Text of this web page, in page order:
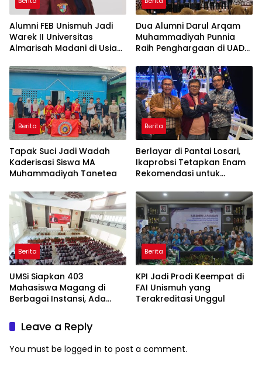
Alumni FEB Unismuh Jadi
Warek II Universitas
Almarisah Madani di Usia
Dua Alumni Darul Arqam
Muhammadiyah Punnia
Raih Penghargaan di UAD
Berita
Tapak Suci Jadi Wadah
Kaderisasi Siswa MA
Muhammadiyah Tanetea
Berita
Berlayar di Pantai Losari,
Ikaprobsi Tetapkan Enam
Rekomendasi untuk
Berita
UMSi Siapkan 403
Mahasiswa Magang di
Berbagai Instansi, Ada
Taiwan
Berita
KPI Jadi Prodi Keempat di
FAI Unismuh yang
Terakreditasi Unggul
Leave a Reply
You must be logged in to post a comment.